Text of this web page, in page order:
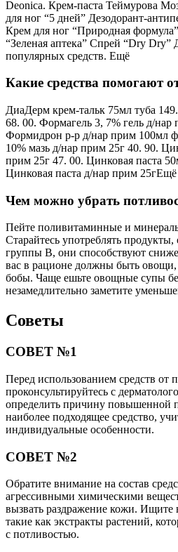
Deonica. Крем-паста Теймурова
для ног “5 дней” Дезодорант-
Крем для ног “Природная
“Зеленая аптека” Спрей “Dry
популярных средств. Ещё
Какие средства помогают
ДиаДерм крем-тальк 75мл туба
68. 00. Формагель 3, 7% гель д/нар
Формидрон р-р д/нар прим 100мл
10% мазь д/нар прим 25г 40. 90.
прим 25г 47. 00. Цинковая паста
Цинковая паста д/нар прим 25гЕщё
Чем можно убрать
Пейте поливитаминные и
Старайтесь употреблять
группы В, они способствуют
вас в рационе должны быть овощи,
бобы. Чаще ешьте овощные супы
незамедлительно заметите
Советы
СОВЕТ №1
Перед использованием средств от
проконсультируйтесь с
определить причину повышенной
наиболее подходящее средство,
индивидуальные особенности.
СОВЕТ №2
Обратите внимание на состав
агрессивными химическими
вызвать раздражение кожи. Ищите
такие как экстракты растений,
с потливостью.